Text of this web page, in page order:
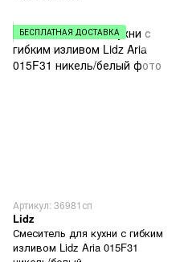
БЕСПЛАТНАЯ ДОСТАВКА
Артикул: 36981сп
Lidz
Смеситель для кухни с гибким
изливом Lidz Aria 015F31